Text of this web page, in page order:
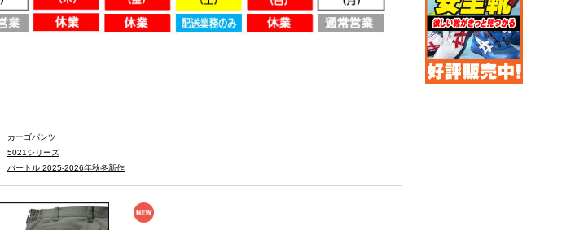
カーゴパンツ
5021シリーズ
バートル 2025-2026年秋冬新作